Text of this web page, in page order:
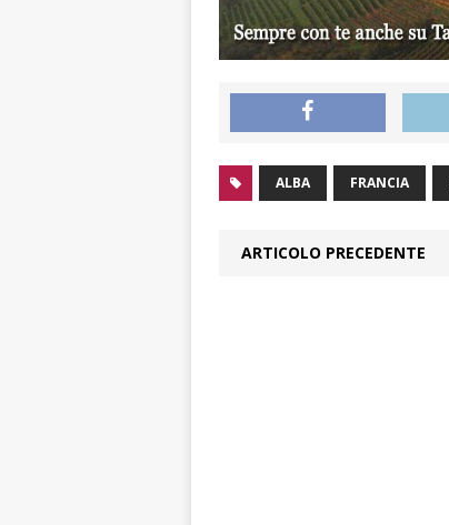
ALBA FRANCIA
ARTICOLO PRECEDENTE